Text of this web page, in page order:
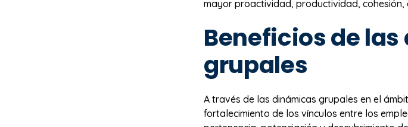
mayor proactividad, productividad, cohesión,
Beneficios de
grupales
A través de las dinámicas grupales en el
fortalecimiento de los vínculos entre los